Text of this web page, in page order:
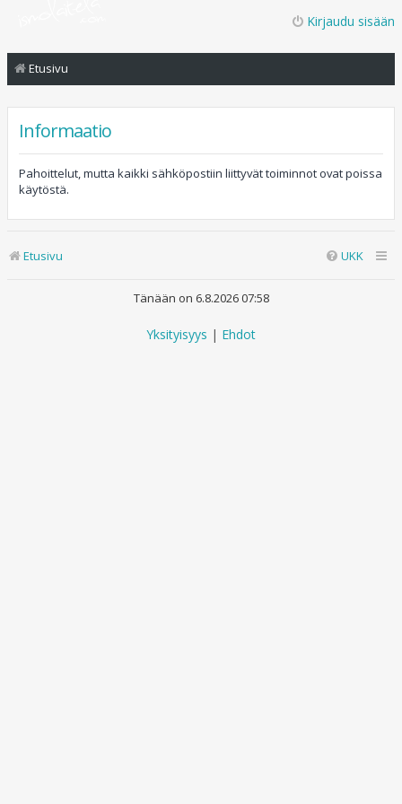
Kirjaudu sisään
Etusivu
Informaatio
Pahoittelut, mutta kaikki sähköpostiin liittyvät toiminnot ovat poissa
käytöstä.
Etusivu UKK
Tänään on 6.8.2026 07:58
Yksityisyys | Ehdot